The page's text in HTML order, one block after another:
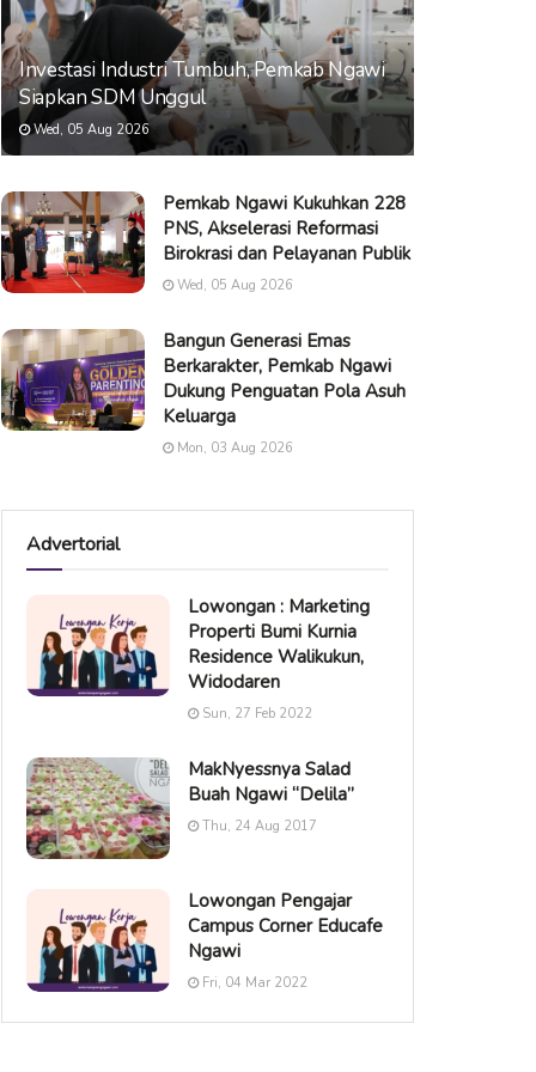
Investasi Industri Tumbuh, Pemkab Ngawi
Siapkan SDM Unggul
Wed, 05 Aug 2026
Pemkab Ngawi Kukuhkan 228
PNS, Akselerasi Reformasi
Birokrasi dan Pelayanan Publik
Wed, 05 Aug 2026
Bangun Generasi Emas
Berkarakter, Pemkab Ngawi
Dukung Penguatan Pola Asuh
Keluarga
Mon, 03 Aug 2026
Advertorial
Lowongan : Marketing
Properti Bumi Kurnia
Residence Walikukun,
Widodaren
Sun, 27 Feb 2022
MakNyessnya Salad
Buah Ngawi “Delila”
Thu, 24 Aug 2017
Lowongan Pengajar
Campus Corner Educafe
Ngawi
Fri, 04 Mar 2022